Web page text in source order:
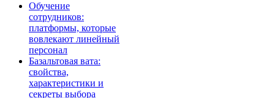
Обучение
сотрудников:
платформы, которые
вовлекают линейный
персонал
Базальтовая вата:
свойства,
характеристики и
секреты выбора